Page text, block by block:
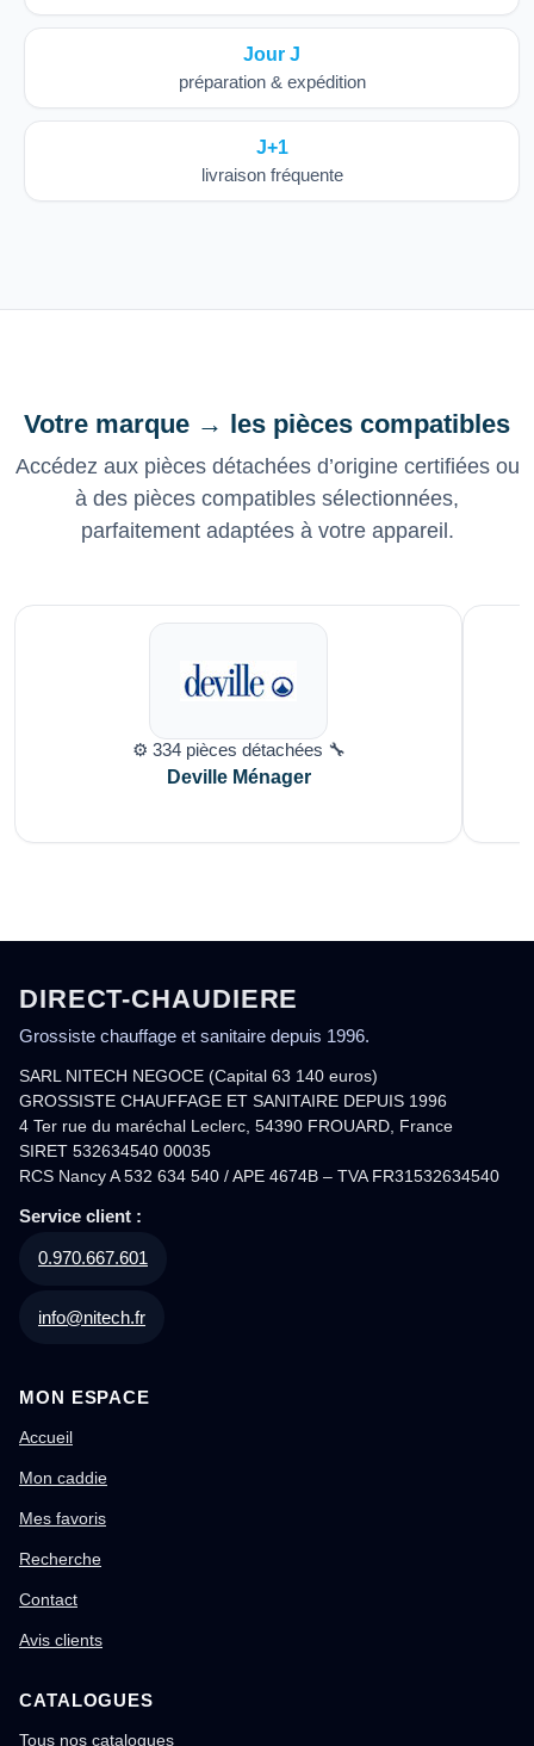
Jour J
préparation & expédition
J+1
livraison fréquente
Votre marque → les pièces compatibles
Accédez aux pièces détachées d’origine certifiées ou
à des pièces compatibles sélectionnées,
parfaitement adaptées à votre appareil.
⚙️ 334 pièces détachées 🔧
Deville Ménager
DIRECT-CHAUDIERE
Grossiste chauffage et sanitaire depuis 1996.
SARL NITECH NEGOCE (Capital 63 140 euros)
GROSSISTE CHAUFFAGE ET SANITAIRE DEPUIS 1996
4 Ter rue du maréchal Leclerc, 54390 FROUARD, France
SIRET 532634540 00035
RCS Nancy A 532 634 540 / APE 4674B – TVA FR31532634540
Service client :
0.970.667.601
info@nitech.fr
MON ESPACE
Accueil
Mon caddie
Mes favoris
Recherche
Contact
Avis clients
CATALOGUES
Tous nos catalogues